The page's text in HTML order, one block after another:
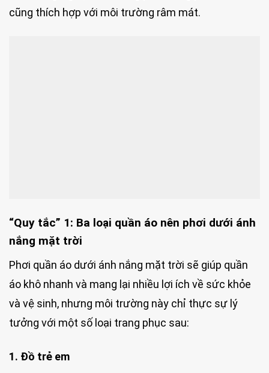
cũng thích hợp với môi trường râm mát.
“Quy tắc” 1: Ba loại quần áo nên phơi dưới ánh
nắng mặt trời
Phơi quần áo dưới ánh nắng mặt trời sẽ giúp quần
áo khô nhanh và mang lại nhiều lợi ích về sức khỏe
và vệ sinh, nhưng môi trường này chỉ thực sự lý
tưởng với một số loại trang phục sau:
1. Đồ trẻ em